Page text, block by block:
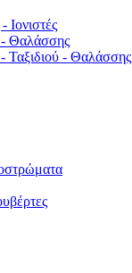
Ιονιστές
Θαλάσσης
Ταξιδιού - Θαλάσσης